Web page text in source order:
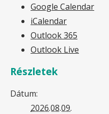
Google Calendar
iCalendar
Outlook 365
Outlook Live
Részletek
Dátum:
2026.08.09.